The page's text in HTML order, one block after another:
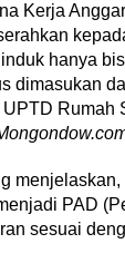
Kerja
hanya
dimasukan
Rumah
PAD
sesuai